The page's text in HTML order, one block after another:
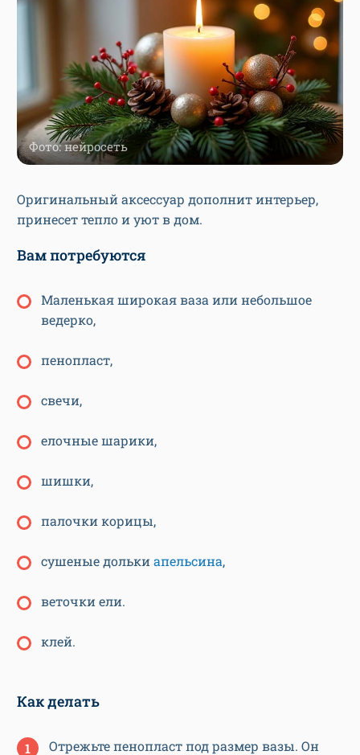
Фото: нейросеть
Оригинальный аксессуар дополнит интерьер,
принесет тепло и уют в дом.
Вам потребуются
Маленькая широкая ваза или небольшое
ведерко,
пенопласт,
свечи,
елочные шарики,
шишки,
палочки корицы,
сушеные дольки апельсина,
веточки ели.
клей.
Как делать
Отрежьте пенопласт под размер вазы. Он